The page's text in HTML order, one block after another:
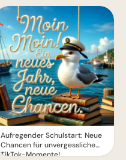
Aufregender Schulstart: Neue
Chancen für unvergessliche
TikTok-Momente!